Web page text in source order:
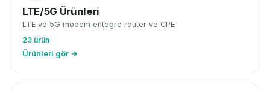
LTE/5G Ürünleri
LTE ve 5G modem entegre router ve CPE
23 ürün
Ürünleri gör →